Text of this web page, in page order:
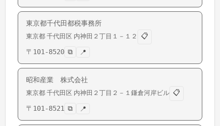
東京都千代田都税事務所
東京都 千代田区 内神田 ２丁目１－１２
📋
〒 101-8520 ⧉ 📍
昭和産業 株式会社
東京都 千代田区 内神田 ２丁目２－１鎌倉河岸ビル 📋
〒 101-8521 ⧉ 📍